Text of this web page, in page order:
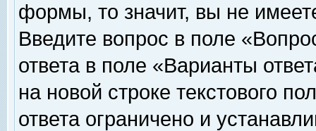
формы, то значит, вы не
Введите вопрос в поле
ответа в поле «Варианты
на новой строке текстового
ответа ограничено и